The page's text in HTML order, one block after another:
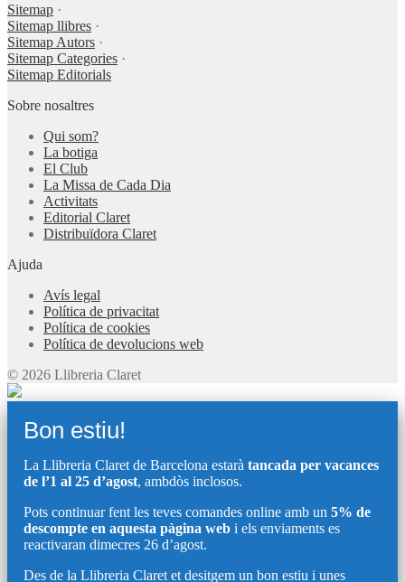
Sitemap ·
Sitemap llibres ·
Sitemap Autors ·
Sitemap Categories ·
Sitemap Editorials
Sobre nosaltres
Qui som?
La botiga
El Club
La Missa de Cada Dia
Activitats
Editorial Claret
Distribuïdora Claret
Ajuda
Avís legal
Política de privacitat
Política de cookies
Política de devolucions web
© 2026 Llibreria Claret
Bon estiu!
La Llibreria Claret de Barcelona estarà tancada per vacances
de l’1 al 25 d’agost, ambdòs inclosos.
Pots continuar fent les teves comandes online amb un 5% de
descompte en aquesta pàgina web i els enviaments es
reactivaran dimecres 26 d’agost.
Des de la Llibreria Claret et desitgem un bon estiu i unes